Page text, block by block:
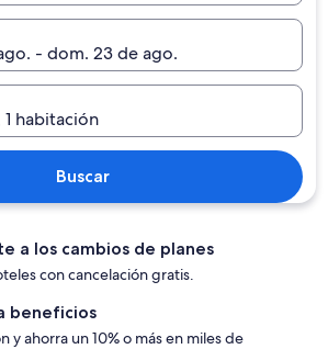
- dom. 23 de ago.
habitación
Buscar
a los cambios de planes
con cancelación gratis.
beneficios
y ahorra un 10% o más en miles de